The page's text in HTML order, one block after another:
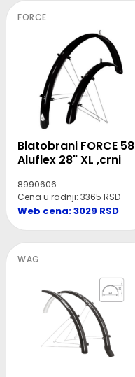
FORCE
Blatobrani FORCE 58
Aluflex 28" XL ,crni
8990606
Cena u radnji: 3365 RSD
Web cena: 3029 RSD
WAG